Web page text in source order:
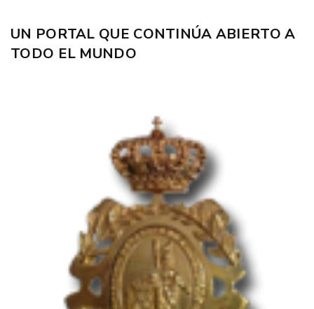
UN PORTAL QUE CONTINÚA ABIERTO A
TODO EL MUNDO